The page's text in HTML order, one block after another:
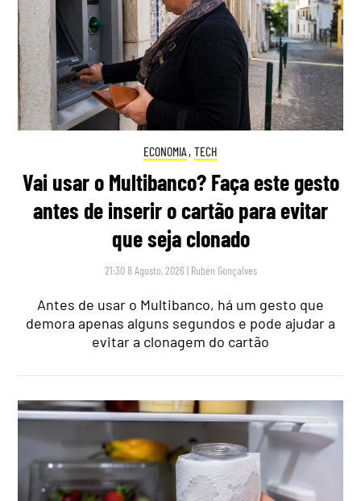
ECONOMIA , TECH
Vai usar o Multibanco? Faça este gesto
antes de inserir o cartão para evitar
que seja clonado
21:30 8 Agosto, 2026 | Rubén Gonçalves
Antes de usar o Multibanco, há um gesto que
demora apenas alguns segundos e pode ajudar a
evitar a clonagem do cartão